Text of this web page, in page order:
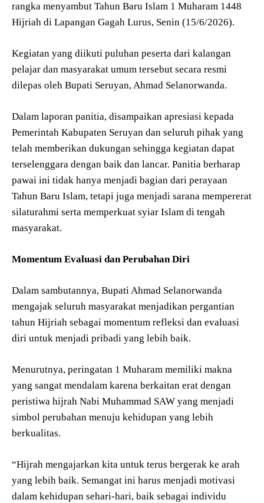
rangka menyambut Tahun Baru Islam 1 Muharam 1448
Hijriah di Lapangan Gagah Lurus, Senin (15/6/2026).
Kegiatan yang diikuti puluhan peserta dari kalangan
pelajar dan masyarakat umum tersebut secara resmi
dilepas oleh Bupati Seruyan, Ahmad Selanorwanda.
Dalam laporan panitia, disampaikan apresiasi kepada
Pemerintah Kabupaten Seruyan dan seluruh pihak yang
telah memberikan dukungan sehingga kegiatan dapat
terselenggara dengan baik dan lancar. Panitia berharap
pawai ini tidak hanya menjadi bagian dari perayaan
Tahun Baru Islam, tetapi juga menjadi sarana mempererat
silaturahmi serta memperkuat syiar Islam di tengah
masyarakat.
Momentum Evaluasi dan Perubahan Diri
Dalam sambutannya, Bupati Ahmad Selanorwanda
mengajak seluruh masyarakat menjadikan pergantian
tahun Hijriah sebagai momentum refleksi dan evaluasi
diri untuk menjadi pribadi yang lebih baik.
Menurutnya, peringatan 1 Muharam memiliki makna
yang sangat mendalam karena berkaitan erat dengan
peristiwa hijrah Nabi Muhammad SAW yang menjadi
simbol perubahan menuju kehidupan yang lebih
berkualitas.
“Hijrah mengajarkan kita untuk terus bergerak ke arah
yang lebih baik. Semangat ini harus menjadi motivasi
dalam kehidupan sehari-hari, baik sebagai individu